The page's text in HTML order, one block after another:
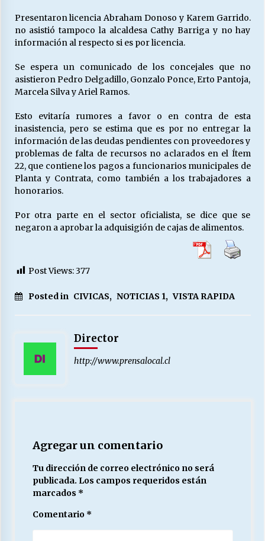
S.O.S. a los ricos, Save Our Souls (Salvar
Nuestras Almas)
¿Asesores con doble sueldo?
Chile y sus segmentos de la riqueza
06/04/2026
Presentaron licencia Abraham Donoso y Karem Garrido.
no asistió tampoco la alcaldesa Cathy Barriga y no hay
información al respecto si es por licencia.
Se espera un comunicado de los concejales que no
asistieron Pedro Delgadillo, Gonzalo Ponce, Erto Pantoja,
Marcela Silva y Ariel Ramos.
Esto evitaría rumores a favor o en contra de esta
inasistencia, pero se estima que es por no entregar la
información de las deudas pendientes con proveedores y
problemas de falta de recursos no aclarados en el Ítem
22, que contiene los pagos a funcionarios municipales de
Planta y Contrata, como también a los trabajadores a
honorarios.
Por otra parte en el sector oficialista, se dice que se
negaron a aprobar la adquisigión de cajas de alimentos.
Post Views:377
Posted in CIVICAS, NOTICIAS 1, VISTA RAPIDA
Director
http://www.prensalocal.cl
Agregar un comentario
Tu dirección de correo electrónico no será
publicada. Los campos requeridos están
marcados *
Comentario *